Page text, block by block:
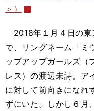
＞）
2018年１月４日の東
で、リングネーム「ミ
ップアップガールズ（
レス）の渡辺未詩。ア
に対して前向きになれ
ずにいた。しかし６月